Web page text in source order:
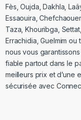
Fès, Oujda, Dakhla,
Essaouira,
Taza, Khouribga,
Errachidia, Guelmim ou
nous vous
fiable partout dans le
meilleurs prix et d’une
sécurisée avec